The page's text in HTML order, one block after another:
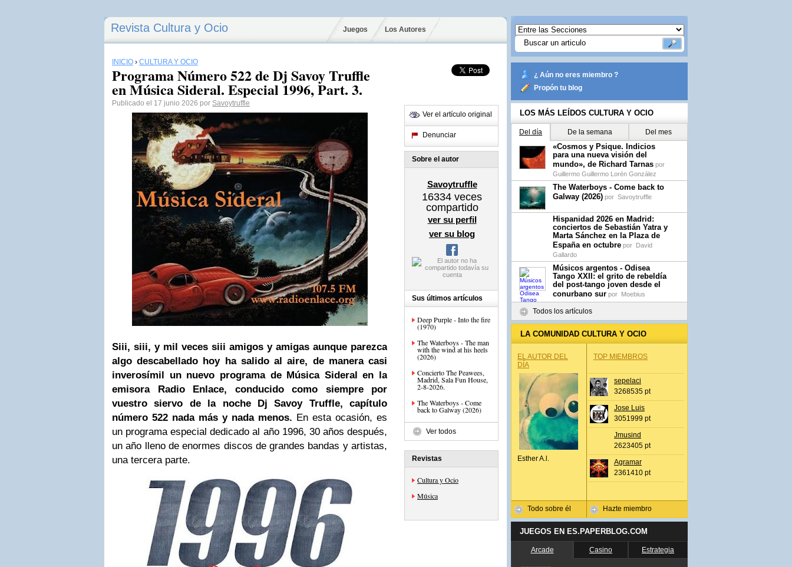
Revista Cultura y Ocio Juegos Los Autores
INICIO › CULTURA Y OCIO
Programa Número 522 de Dj Savoy Truffle
en Música Sideral. Especial 1996, Part. 3.
Publicado el 17 junio 2026 por Savoytruffle
Siii, siii, y mil veces siii amigos y amigas aunque parezca
algo descabellado hoy ha salido al aire, de manera casi
inverosímil un nuevo programa de Música Sideral en la
emisora Radio Enlace, conducido como siempre por
vuestro siervo de la noche Dj Savoy Truffle, capítulo
número 522 nada más y nada menos. En esta ocasión, es
un programa especial dedicado al año 1996, 30 años después,
un año lleno de enormes discos de grandes bandas y artistas,
una tercera parte.
Ver el artículo original
Denunciar
Sobre el autor
Savoytruffle
16334 veces
compartido
ver su perfil
ver su blog
Sus últimos artículos
Deep Purple - Into the fire
(1970)
The Waterboys - The man
with the wind at his heels
(2026)
Concierto The Peawees,
Madrid, Sala Fun House,
2-8-2026.
The Waterboys - Come
back to Galway (2026)
Ver todos
Revistas
Cultura y Ocio
Música
¿ Aún no eres miembro ?
Propón tu blog
LOS MÁS LEÍDOS CULTURA Y OCIO
Del día De la semana Del mes
«Cosmos y Psique. Indicios
para una nueva visión del
mundo», de Richard Tarnas por
Guillermo Guillermo Lorén González
The Waterboys - Come back to
Galway (2026) por Savoytruffle
Hispanidad 2026 en Madrid:
conciertos de Sebastián Yatra y
Marta Sánchez en la Plaza de
España en octubre por David
Gallardo
Músicos argentos - Odisea
Tango XXII: el grito de rebeldía
del post-tango joven desde el
conurbano sur por Moebius
Todos los artículos
LA COMUNIDAD CULTURA Y OCIO
EL AUTOR DEL
DÍA
Esther A.l.
Todo sobre él
TOP MIEMBROS
sepelaci
3268535 pt
Jose Luis
3051999 pt
Jmusind
2623405 pt
Agramar
2361410 pt
Hazte miembro
JUEGOS EN ES.PAPERBLOG.COM
Arcade Casino Estrategia